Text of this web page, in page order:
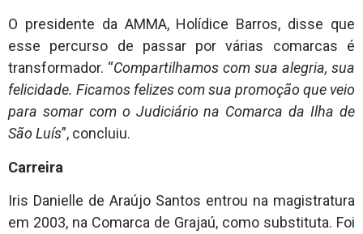
O presidente da AMMA, Holídice Barros, disse que
esse percurso de passar por várias comarcas é
transformador. “Compartilhamos com sua alegria, sua
felicidade. Ficamos felizes com sua promoção que veio
para somar com o Judiciário na Comarca da Ilha de
São Luís”, concluiu.
Carreira
Iris Danielle de Araújo Santos entrou na magistratura
em 2003, na Comarca de Grajaú, como substituta. Foi